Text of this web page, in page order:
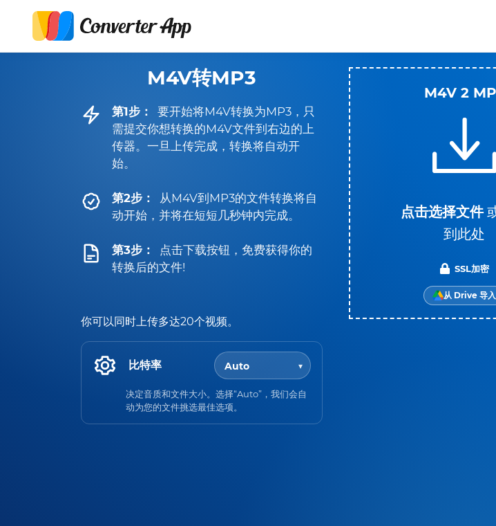
M4V转MP3
第1步：
要开始将M4V转换为MP3，只
需提交你想转换的M4V文件到右边的上
传器。一旦上传完成，转换将自动开
始。
第2步：
从M4V到MP3的文件转换将自
动开始，并将在短短几秒钟内完成。
第3步：
点击下载按钮，免费获得你的
转换后的文件!
你可以同时上传多达20个视频。
比特率
决定音质和文件大小。选择“Auto”，我们会自
动为您的文件挑选最佳选项。
M4V 2
点击选择文件
到此处
SSL加密
从 Drive 导入